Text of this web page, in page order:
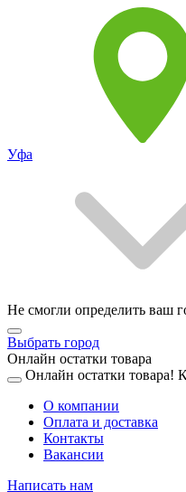
Уфа
Не смогли определить ваш
Выбрать город
Онлайн остатки товара
Онлайн остатки товара!
О компании
Оплата и доставка
Контакты
Вакансии
Написать нам